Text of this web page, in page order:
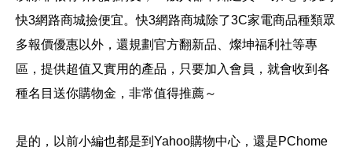
快3網路商城撿便宜。快3網路商城除了3C家電商品種類眾
多報價優惠以外，還規劃官方翻新品、燦坤福利社等專
區，提供超值又實用的產品，只要加入會員，就會收到各
種名目送你購物金，非常值得推薦～
是的，以前小編也都是到Yahoo購物中心，還是PChome